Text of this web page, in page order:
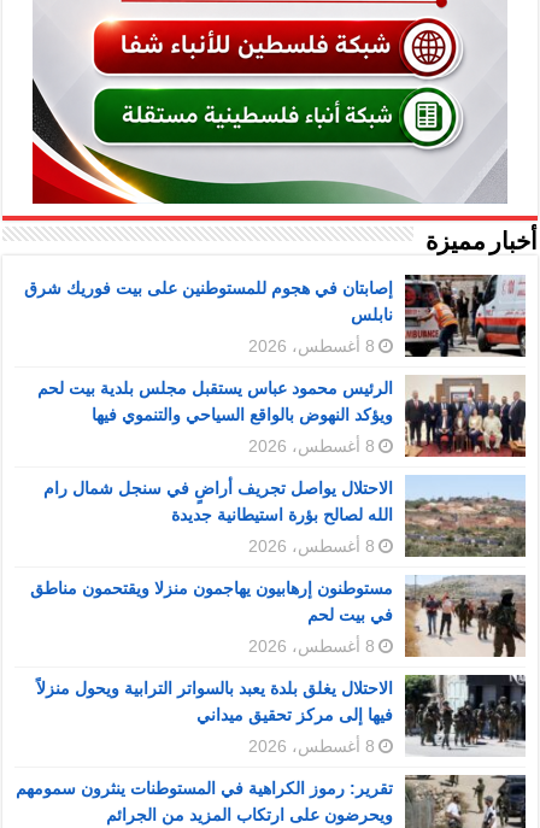
أخبار مميزة
إصابتان في هجوم للمستوطنين على بيت فوريك شرق
نابلس
8 أغسطس، 2026
الرئيس محمود عباس يستقبل مجلس بلدية بيت لحم
ويؤكد النهوض بالواقع السياحي والتنموي فيها
8 أغسطس، 2026
الاحتلال يواصل تجريف أراضٍ في سنجل شمال رام
الله لصالح بؤرة استيطانية جديدة
8 أغسطس، 2026
مستوطنون إرهابيون يهاجمون منزلا ويقتحمون مناطق
في بيت لحم
8 أغسطس، 2026
الاحتلال يغلق بلدة يعبد بالسواتر الترابية ويحول منزلاً
فيها إلى مركز تحقيق ميداني
8 أغسطس، 2026
تقرير: رموز الكراهية في المستوطنات ينثرون سمومهم
ويحرضون على ارتكاب المزيد من الجرائم